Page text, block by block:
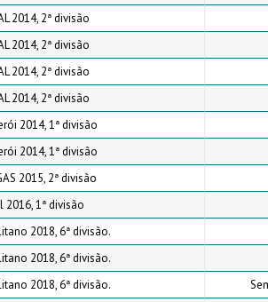
2014, 2ª divisão
2014, 2ª divisão
2014, 2ª divisão
2014, 2ª divisão
2014, 1ª divisão
2014, 1ª divisão
2015, 2ª divisão
2016, 1ª divisão
2018, 6ª divisão.
2018, 6ª divisão.
2018, 6ª divisão.